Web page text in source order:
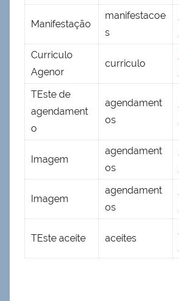
Manifestação
manifestacoe
s
Curriculo
Agenor
curriculo
TEste de
agendament
o
agendament
os
Imagem
agendament
os
Imagem
agendament
os
TEste aceite aceites